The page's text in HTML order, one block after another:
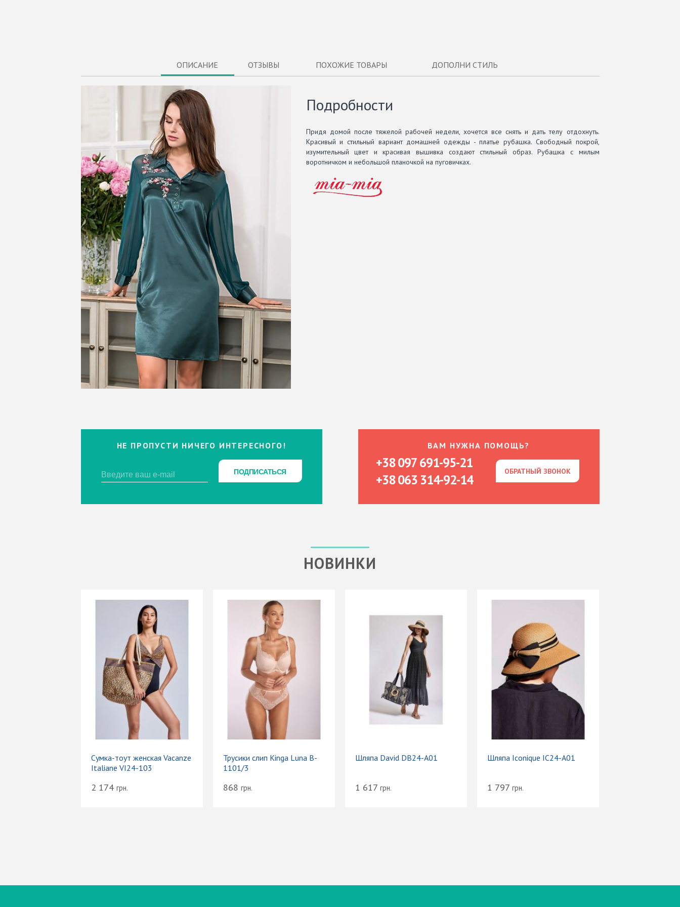
ОПИСАНИЕ ОТЗЫВЫ ПОХОЖИЕ ТОВАРЫ ДОПОЛНИ СТИЛЬ
Подробности
Придя домой после тяжелой рабочей недели, хочется все снять и дать телу отдохнуть.
Красивый и стильный вариант домашней одежды - платье рубашка. Свободный покрой,
изумительный цвет и красивая вышивка создают стильный образ. Рубашка с милым
воротничком и небольшой планочкой на пуговичках.
НЕ ПРОПУСТИ НИЧЕГО ИНТЕРЕСНОГО!
ПОДПИСАТЬСЯ
ПОДПИСАТЬСЯ
ВАМ НУЖНА ПОМОЩЬ?
+38 097 691-95-21
+38 063 314-92-14
ОБРАТНЫЙ ЗВОНОК
ОБРАТНЫЙ ЗВОНОК
НОВИНКИ
Сумка-тоут женская Vacanze
Italiane VI24-103
2 174 грн.
Трусики слип Kinga Luna B-
1101/3
868 грн.
Шляпа David DB24-A01
1 617 грн.
Шляпа Iconique IC24-A01
1 797 грн.